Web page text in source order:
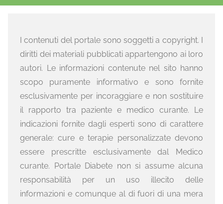
I contenuti del portale sono soggetti a copyright. I
diritti dei materiali pubblicati appartengono ai loro
autori. Le informazioni contenute nel sito hanno
scopo puramente informativo e sono fornite
esclusivamente per incoraggiare e non sostituire
il rapporto tra paziente e medico curante. Le
indicazioni fornite dagli esperti sono di carattere
generale: cure e terapie personalizzate devono
essere prescritte esclusivamente dal Medico
curante. Portale Diabete non si assume alcuna
responsabilità per un uso illecito delle
informazioni e comunque al di fuori di una mera